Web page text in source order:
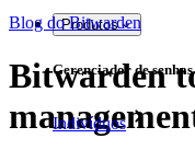
Produtos
Gerenciador de senhas
Indivíduos
Blog do Bitwarden
Bitwarden